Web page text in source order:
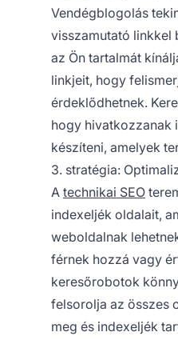
Vendégblogolás
visszamutató linkkel
az Ön tartalmát
linkjeit, hogy
érdeklődhetnek.
hogy hivatkozzanak
készíteni, amelyek
3. stratégia:
A technikai SEO
indexeljék oldalait,
weboldalnak
férnek hozzá vagy
keresőrobotok
felsorolja az összes
meg és indexeljék